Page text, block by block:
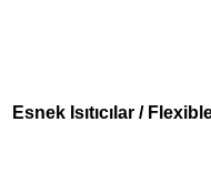
Esnek Isıtıcılar /